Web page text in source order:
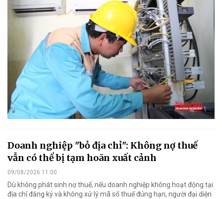
Doanh nghiệp "bỏ địa chỉ": Không nợ thuế
vẫn có thể bị tạm hoãn xuất cảnh
09/08/2026 11:00
Dù không phát sinh nợ thuế, nếu doanh nghiệp không hoạt động tại
địa chỉ đăng ký và không xử lý mã số thuế đúng hạn, người đại diện